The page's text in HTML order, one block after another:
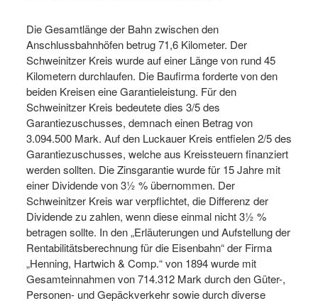
Die Gesamtlänge der Bahn zwischen den
Anschlussbahnhöfen betrug 71,6 Kilometer. Der
Schweinitzer Kreis wurde auf einer Länge von rund 45
Kilometern durchlaufen. Die Baufirma forderte von den
beiden Kreisen eine Garantieleistung. Für den
Schweinitzer Kreis bedeutete dies 3/5 des
Garantiezuschusses, demnach einen Betrag von
3.094.500 Mark. Auf den Luckauer Kreis entfielen 2/5 des
Garantiezuschusses, welche aus Kreissteuern finanziert
werden sollten. Die Zinsgarantie wurde für 15 Jahre mit
einer Dividende von 3½ % übernommen. Der
Schweinitzer Kreis war verpflichtet, die Differenz der
Dividende zu zahlen, wenn diese einmal nicht 3½ %
betragen sollte. In den „Erläuterungen und Aufstellung der
Rentabilitätsberechnung für die Eisenbahn“ der Firma
„Henning, Hartwich & Comp.“ von 1894 wurde mit
Gesamteinnahmen von 714.312 Mark durch den Güter-,
Personen- und Gepäckverkehr sowie durch diverse